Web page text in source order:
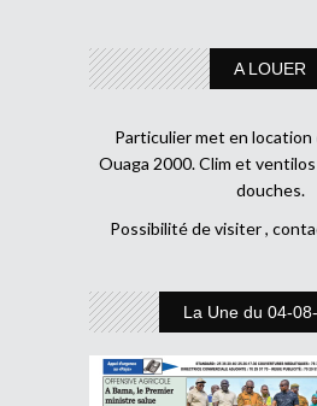
A LOUER
Particulier met en location
Ouaga 2000. Clim et
douches.
Possibilité de visiter ,
La Une du 04-